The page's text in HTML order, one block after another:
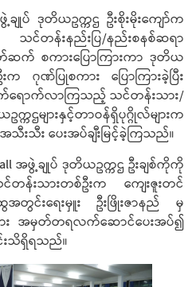
ချုပ် ဒုတိယဥက္ကဌ ဦးစိုးမိုးကျော်က
င်တန်းနည်းပြ/နည်းစနစ်ဆရာ
တ်ဆက် စကားပြောကြားကာ ဒုတိယ
းက ဂုဏ်ပြုစကား ပြောကြားခဲ့ပြီး
ရောက်လာကြသည့် သင်တန်းသား/
များနှင့်တာဝန်ရှိပုဂ္ဂိုလ်များက
သီး ပေးအပ်ချီးမြင့်ခဲ့ကြသည်။
အဖွဲ့ချုပ် ဒုတိယဥက္ကဌ ဦးချစ်ကိုကို
န်းသားတစ်ဦးက ကျေးဇူးတင်
အတွင်းရေးမှူး ဦးဖြိုးဇာနည် မှ
ား အမှတ်တရလက်ဆောင်ပေးအပ်၍
းသိရှိရသည်။